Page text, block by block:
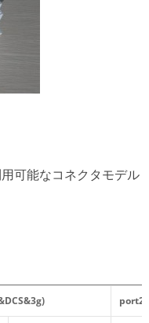
可能なコネクタモデル
port2